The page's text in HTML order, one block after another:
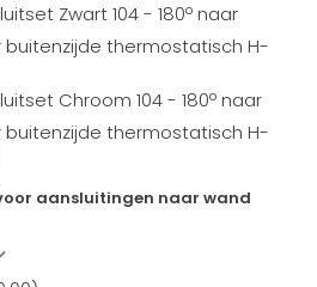
Zwart 104 - 180º naar
thermostatisch H-
Chroom 104 - 180º naar
thermostatisch H-
aansluitingen naar wand